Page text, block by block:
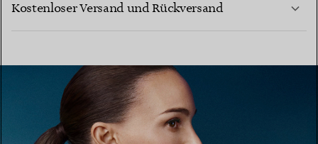
Kostenloser Versand und Rückversand
MEHR ERFAHREN